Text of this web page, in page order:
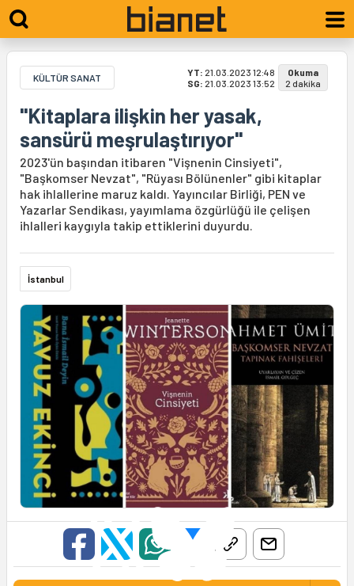
KÜLTÜR SANAT YT: 21.03.2023 12:48
SG: 21.03.2023 13:52
Okuma
2 dakika
"Kitaplara ilişkin her yasak,
sansürü meşrulaştırıyor"
2023'ün başından itibaren "Vişnenin Cinsiyeti",
"Başkomser Nevzat", "Rüyası Bölünenler" gibi kitaplar
hak ihlallerine maruz kaldı. Yayıncılar Birliği, PEN ve
Yazarlar Sendikası, yayımlama özgürlüğü ile çelişen
ihlalleri kaygıyla takip ettiklerini duyurdu.
İstanbul